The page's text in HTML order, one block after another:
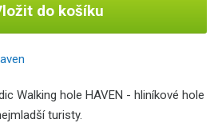
do košíku
Walking hole HAVEN - hliníkové hole
turisty.